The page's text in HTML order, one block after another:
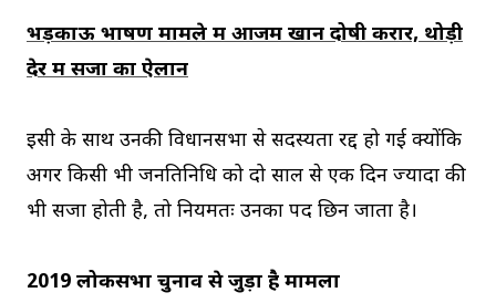
भड़काऊ भाषण मामले में आजम खान दोषी करार, थोड़ी
देर में सजा का ऐलान
इसी के साथ उनकी विधानसभा से सदस्यता रद्द हो गई क्योंकि
अगर किसी भी जनप्रतिनिधि को दो साल से एक दिन ज्यादा की
भी सजा होती है, तो नियमतः उनका पद छिन जाता है।
2019 लोकसभा चुनाव से जुड़ा है मामला